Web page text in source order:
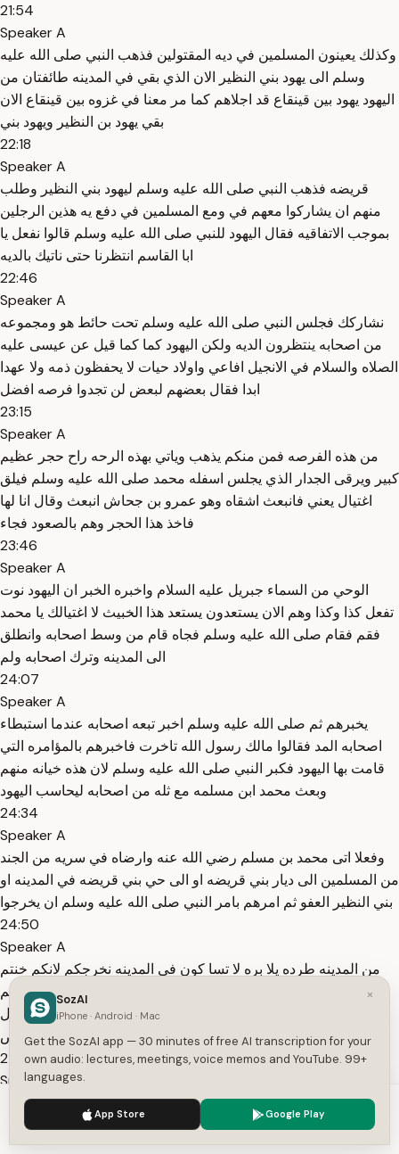
21:54
Speaker A
وكذلك يعينون المسلمين في ديه المقتولين فذهب النبي صلى الله عليه
وسلم الى يهود بني النظير الان الذي بقي في المدينه طائفتان من
اليهود يهود بين قينقاع قد اجلاهم كما مر معنا في غزوه بين قينقاع الان
بقي يهود بن النظير ويهود بني
22:18
Speaker A
قريضه فذهب النبي صلى الله عليه وسلم ليهود بني النظير وطلب
منهم ان يشاركوا معهم في ومع المسلمين في دفع يه هذين الرجلين
بموجب الاتفاقيه فقال اليهود للنبي صلى الله عليه وسلم قالوا نفعل يا
ابا القاسم انتظرنا حتى ناتيك بالديه
22:46
Speaker A
نشاركك فجلس النبي صلى الله عليه وسلم تحت حائط هو ومجموعه
من اصحابه ينتظرون الديه ولكن اليهود كما كما قيل عن عيسى عليه
الصلاه والسلام في الانجيل افاعي واولاد حيات لا يحفظون ذمه ولا عهدا
ابدا فقال بعضهم لبعض لن تجدوا فرصه افضل
23:15
Speaker A
من هذه الفرصه فمن منكم يذهب وياتي بهذه الرحه راح حجر عظيم
كبير ويرقى الجدار الذي يجلس اسفله محمد صلى الله عليه وسلم فيلق
اغتيال يعني فانبعث اشقاه وهو عمرو بن جحاش انبعث وقال انا لها
فاخذ هذا الحجر وهم بالصعود فجاء
23:46
Speaker A
الوحي من السماء جبريل عليه السلام واخبره الخبر ان اليهود نوت
تفعل كذا وكذا وهم الان يستعدون يستعد هذا الخبيث لا اغتيالك يا محمد
فقم فقام صلى الله عليه وسلم فجاه قام من وسط اصحابه وانطلق
الى المدينه وترك اصحابه ولم
24:07
Speaker A
يخبرهم ثم صلى الله عليه وسلم اخبر تبعه اصحابه عندما استبطاء
اصحابه المد فقالوا مالك رسول الله تاخرت فاخبرهم بالمؤامره التي
قامت بها اليهود فكبر النبي صلى الله عليه وسلم لان هذه خيانه منهم
وبعث محمد ابن مسلمه مع ثله من اصحابه ليحاسب اليهود
24:34
Speaker A
وفعلا اتى محمد بن مسلم رضي الله عنه وارضاه في سريه من الجند
من المسلمين الى ديار بني قريضه او الى حي بني قريضه في المدينه او
بني النظير العفو ثم امرهم بامر النبي صلى الله عليه وسلم ان يخرجوا
24:50
Speaker A
من المدينه طرده يلا بره لا تسا كون في المدينه نخرجكم لانكم خنتم
العهد والميثاق كما اخرجنا اخوانكم بني قينقاع ثم قال لهم واعطيكم
عشرا امهل عشره ايام فقط لترد علينا بالجواب اما الجلاء واما القتال
بعد تفكير واليهود جبناء كما قص
25:22
Speaker A
الله عز وجل علينا في كتابه الكريم اا اتفقوا ان يخرجوا ان ينزلوا على
قول النبي صلى الله عليه وسلم على حكمه وان يخرجوا وان يحقن
دمائهم واعراضهم واموالهم هموا بذلك ولكن راس المنافقين عبد الله
We use cookies to enhance your experience.
×
SozAI
iPhone · Android · Mac
Get the SozAI app — 30 minutes of free AI transcription for your
own audio: lectures, meetings, voice memos and YouTube. 99+
languages.
App Store Google Play